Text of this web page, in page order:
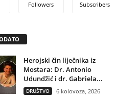
Followers Subscribers
Herojski čin liječnika iz
Mostara: Dr. Antonio
Udundžić i dr. Gabriela...
DRUŠTVO 6 kolovoza, 2026